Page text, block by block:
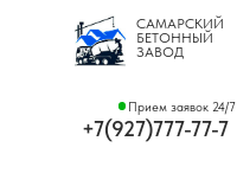
+7(927)777-77-7
САМАРСКИЙ
БЕТОННЫЙ
ЗАВОД
Прием заявок 24/7